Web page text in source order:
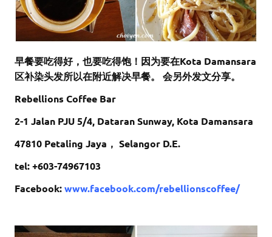
早餐要吃得好，也要吃得饱！因为要在Kota Damansara
区补染头发所以在附近解决早餐。 会另外发文分享。
Rebellions Coffee Bar
2-1 Jalan PJU 5/4, Dataran Sunway, Kota Damansara
47810 Petaling Jaya， Selangor D.E.
tel: +603-74967103
Facebook:www.facebook.com/rebellionscoffee/